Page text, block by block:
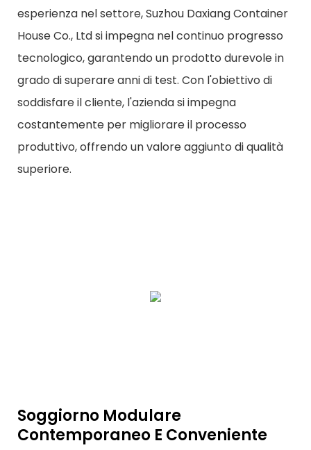
esperienza nel settore, Suzhou Daxiang Container
House Co., Ltd si impegna nel continuo progresso
tecnologico, garantendo un prodotto durevole in
grado di superare anni di test. Con l'obiettivo di
soddisfare il cliente, l'azienda si impegna
costantemente per migliorare il processo
produttivo, offrendo un valore aggiunto di qualità
superiore.
Soggiorno Modulare
Contemporaneo E Conveniente